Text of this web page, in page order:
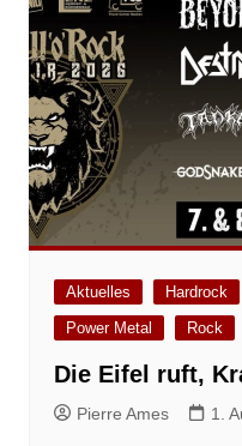
Aktuelles Hardrock
Power Metal
Rock
Die Eifel ruft,
Pierre Ames 1.